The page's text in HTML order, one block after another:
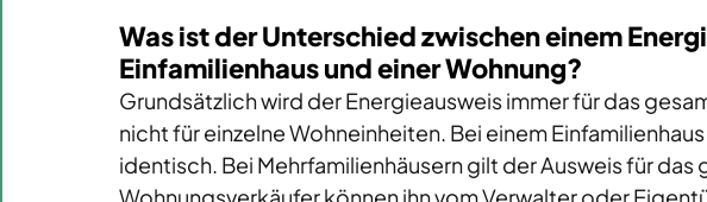
Was ist der Unterschied zwischen einem
Einfamilienhaus und einer Wohnung?
Grundsätzlich wird der Energieausweis immer für das
nicht für einzelne Wohneinheiten. Bei einem
identisch. Bei Mehrfamilienhäusern gilt der Ausweis für